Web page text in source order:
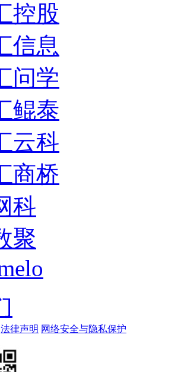
控股
信息
问学
鲲泰
云科
商桥
科
聚
法律声明 网络安全与隐私保护